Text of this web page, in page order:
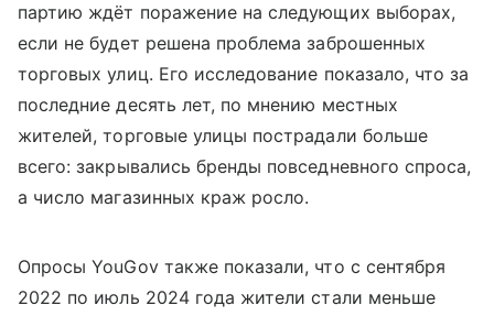
партию ждёт поражение на следующих выборах,
если не будет решена проблема заброшенных
торговых улиц. Его исследование показало, что за
последние десять лет, по мнению местных
жителей, торговые улицы пострадали больше
всего: закрывались бренды повседневного спроса,
а число магазинных краж росло.
Опросы YouGov также показали, что с сентября
2022 по июль 2024 года жители стали меньше